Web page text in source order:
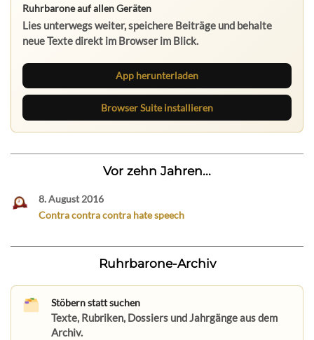
Ruhrbarone auf allen Geräten
Lies unterwegs weiter, speichere Beiträge und behalte
neue Texte direkt im Browser im Blick.
App herunterladen
Browser Suite installieren
Vor zehn Jahren...
8. August 2016
Contra contra contra hate speech
Ruhrbarone-Archiv
Stöbern statt suchen
Texte, Rubriken, Dossiers und Jahrgänge aus dem
Archiv.